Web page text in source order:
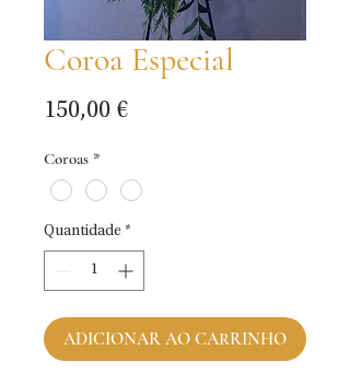
Coroa Especial
150,00 €Preço
Coroas *
Quantidade *
ADICIONAR AO CARRINHO